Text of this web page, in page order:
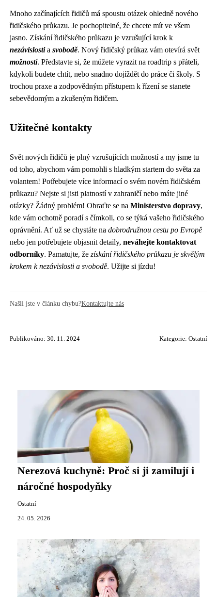
Mnoho začínajících řidičů má spoustu otázek ohledně nového
řidičského průkazu. Je pochopitelné, že chcete mít ve všem
jasno. Získání řidičského průkazu je vzrušující krok k
nezávislostia svobodě. Nový řidičský průkaz vám otevírá svět
možností. Představte si, že můžete vyrazit na roadtrip s přáteli,
kdykoli budete chtít, nebo snadno dojíždět do práce či školy. S
trochou praxe a zodpovědným přístupem k řízení se stanete
sebevědomým a zkušeným řidičem.
Užitečné kontakty
Svět nových řidičů je plný vzrušujících možností a my jsme tu
od toho, abychom vám pomohli s hladkým startem do světa za
volantem! Potřebujete více informací o svém novém řidičském
průkazu? Nejste si jisti platností v zahraničí nebo máte jiné
otázky? Žádný problém! Obraťte se na Ministerstvo dopravy,
kde vám ochotně poradí s čímkoli, co se týká vašeho řidičského
oprávnění. Ať už se chystáte na dobrodružnou cestu po Evropě
nebo jen potřebujete objasnit detaily, neváhejte kontaktovat
odborníky. Pamatujte, že získání řidičského průkazu je skvělým
krokem k nezávislosti a svobodě. Užijte si jízdu!
Našli jste v článku chybu?Kontaktujte nás
Publikováno: 30. 11. 2024 Kategorie: Ostatní
Nerezová kuchyně: Proč si ji zamilují i
náročné hospodyňky
Ostatní
24. 05. 2026